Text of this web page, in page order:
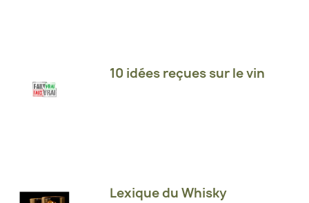
10 idées reçues sur le vin
Lexique du Whisky